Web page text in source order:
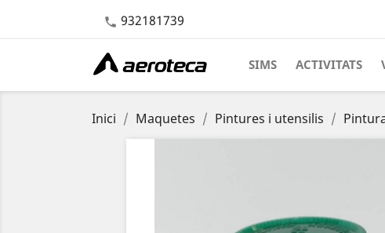
 932181739
SIMS ACTIVITATS
Inici Maquetes Pintures i utensilis